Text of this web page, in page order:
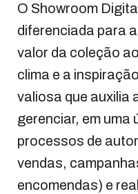
O Showroom
diferenciada para
valor da coleção
clima e a
valiosa que auxilia
gerenciar, em uma
processos de
vendas,
encomendas) e